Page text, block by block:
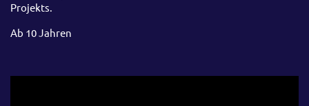
Projekts.
Ab 10 Jahren